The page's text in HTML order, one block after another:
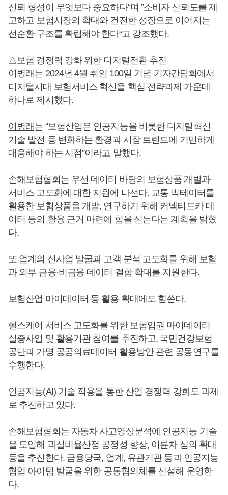
신뢰 형성이 무엇보다 중요하다“며 ”소비자 신뢰도를 제
고하고 보험시장의 확대와 건전한 성장으로 이어지는
선순환 구조를 확립해야 한다“고 강조했다.
△보험 경쟁력 강화 위한 디지털전환 추진
이병래 는 2024년 4월 취임 100일 기념 기자간담회에서
디지털시대 보험서비스 혁신을 핵심 전략과제 가운데
하나로 제시했다.
이병래 는 “보험산업은 인공지능을 비롯한 디지털혁신
기술 발전 등 변화하는 환경과 시장 트렌드에 기민하게
대응해야 하는 시점”이라고 말했다.
손해보험협회는 우선 데이터 바탕의 보험상품 개발과
서비스 고도화에 대한 지원에 나선다. 교통 빅테이터를
활용한 보험상품을 개발, 연구하기 위해 커넥티드카 데
이터 등의 활용 근거 마련에 힘을 싣는다는 계획을 밝혔
다.
또 업계의 신사업 발굴과 고객 분석 고도화를 위해 보험
과 외부 금융·비금융 데이터 결합 확대를 지원한다.
보험산업 마이데이터 등 활용 확대에도 힘쓴다.
헬스케어 서비스 고도화를 위한 보험업권 마이데이터
실증사업 및 활용기관 참여를 추진하고, 국민건강보험
공단과 가명 공공의료데이터 활용방안 관련 공동연구를
수행한다.
인공지능(AI) 기술 적용을 통한 산업 경쟁력 강화도 과제
로 추진하고 있다.
손해보험협회는 자동차 사고영상분석에 인공지능 기술
을 도입해 과실비율산정 공정성 향상, 이륜차 심의 확대
등을 추진한다. 금융당국, 업계, 유관기관 등과 인공지능
협업 아이템 발굴을 위한 공동협의체를 신설해 운영한
다.